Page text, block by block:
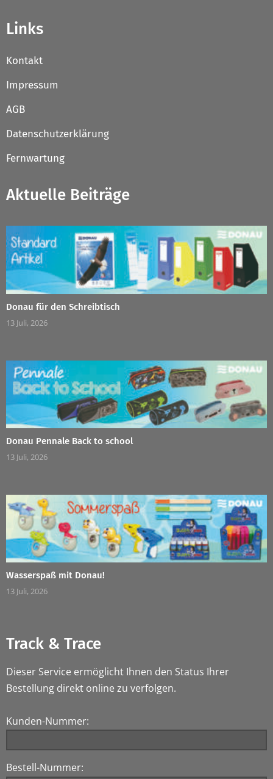
Links
Kontakt
Impressum
AGB
Datenschutzerklärung
Fernwartung
Aktuelle Beiträge
Donau für den Schreibtisch
13 Juli, 2026
Donau Pennale Back to school
13 Juli, 2026
Wasserspaß mit Donau!
13 Juli, 2026
Track & Trace
Dieser Service ermöglicht Ihnen den Status Ihrer
Bestellung direkt online zu verfolgen.
Kunden-Nummer:
Bestell-Nummer: